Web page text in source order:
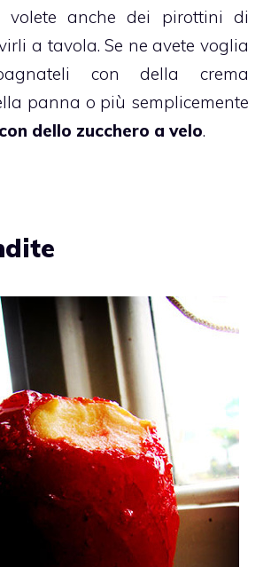
volete anche dei pirottini di
a tavola. Se ne avete voglia
con della crema
panna o più semplicemente
dello zucchero a velo.